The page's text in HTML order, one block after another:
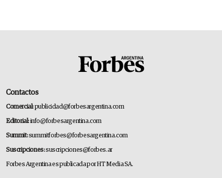
Contactos
Comercial:publicidad@forbesargentina.com
Editorial:info@forbesargentina.com
Summit:summitforbes@forbesargentina.com
Suscripciones:suscripciones@forbes.ar
Forbes Argentina es publicada por HT Media SA.